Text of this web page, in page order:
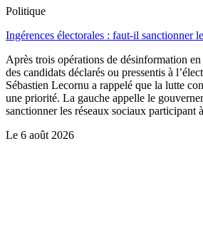
Politique
Ingérences électorales : faut-il sanctionner
Après trois opérations de désinformation
des candidats déclarés ou pressentis à
Sébastien Lecornu a rappelé que la lutte
une priorité. La gauche appelle le
sanctionner les réseaux sociaux participant
Le 6 août 2026